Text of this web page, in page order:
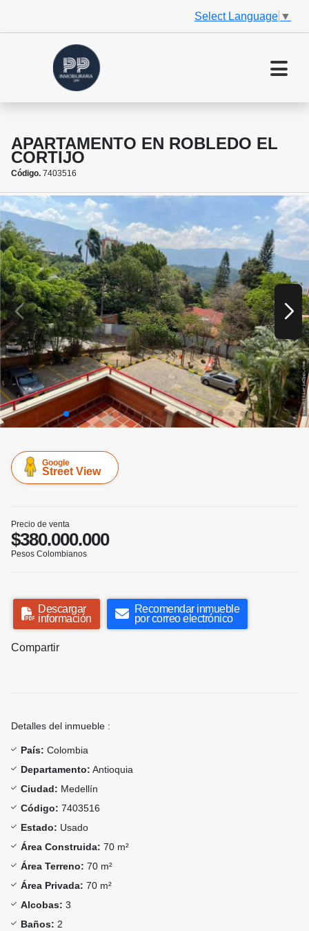
Select Language ▼
APARTAMENTO EN ROBLEDO EL
CORTIJO
Código. 7403516
Google
Street View
Precio de venta
$380.000.000
Pesos Colombianos
Descargar
información
Recomendar inmueble
por correo electrónico
Compartir
Detalles del inmueble :
País: Colombia
Departamento: Antioquia
Ciudad: Medellín
Código: 7403516
Estado: Usado
Área Construida: 70 m²
Área Terreno: 70 m²
Área Privada: 70 m²
Alcobas: 3
Baños: 2